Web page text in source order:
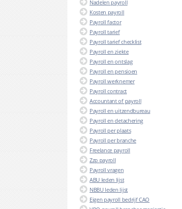
Nadelen payroll
Kosten payroll
Payroll factor
Payroll tarief
Payroll tarief checklist
Payroll en ziekte
Payroll en ontslag
Payroll en pensioen
Payroll werknemer
Payroll contract
Accountant of payroll
Payroll en uitzendbureau
Payroll en detachering
Payroll per plaats
Payroll per branche
Freelance payroll
Zzp payroll
Payroll vragen
ABU leden lijst
NBBU leden lijst
Eigen payroll bedrijf CAO